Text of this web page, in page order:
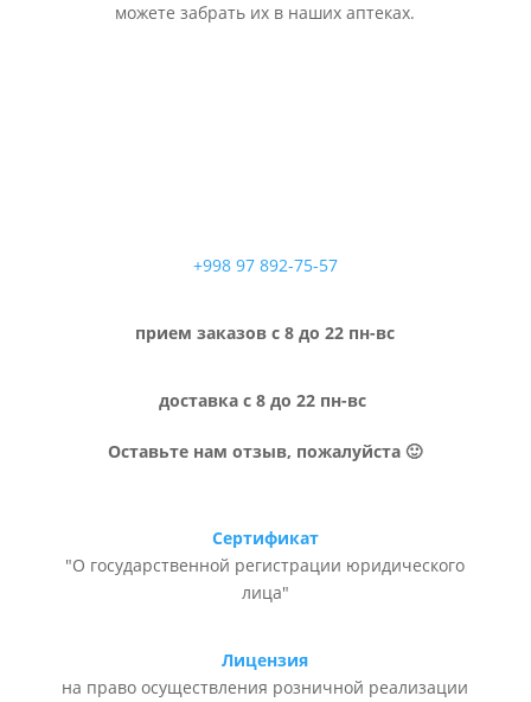
можете забрать их в наших аптеках.
+998 97 892-75-57
прием заказов с 8 до 22 пн-вс
доставка с 8 до 22 пн-вс
Оставьте нам отзыв, пожалуйста 🙂
Сертификат
"О государственной регистрации юридического
лица"
Лицензия
на право осуществления розничной реализации